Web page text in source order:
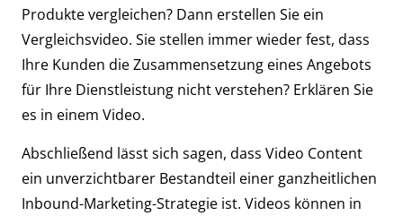
Produkte vergleichen? Dann erstellen Sie ein
Vergleichsvideo. Sie stellen immer wieder fest, dass
Ihre Kunden die Zusammensetzung eines Angebots
für Ihre Dienstleistung nicht verstehen? Erklären Sie
es in einem Video.
Abschließend lässt sich sagen, dass Video Content
ein unverzichtbarer Bestandteil einer ganzheitlichen
Inbound-Marketing-Strategie ist. Videos können in